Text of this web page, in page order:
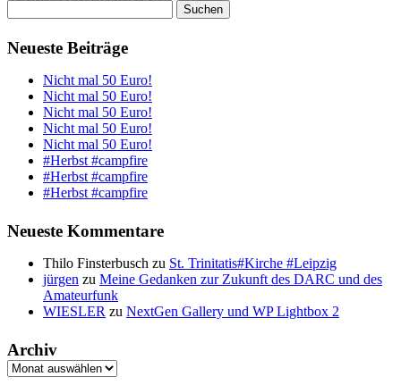
nach:
Neueste Beiträge
Nicht mal 50 Euro!
Nicht mal 50 Euro!
Nicht mal 50 Euro!
Nicht mal 50 Euro!
Nicht mal 50 Euro!
#Herbst #campfire
#Herbst #campfire
#Herbst #campfire
Neueste Kommentare
Thilo Finsterbusch zu St. Trinitatis#Kirche #Leipzig
jürgen zu Meine Gedanken zur Zukunft des DARC und des
Amateurfunk
WIESLER zu NextGen Gallery und WP Lightbox 2
Archiv
Archiv